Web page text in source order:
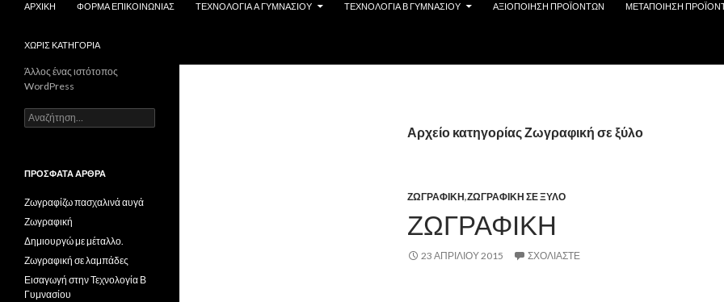
ΑΡΧΙΚΉ
ΦΌΡΜΑ ΕΠΙΚΟΙΝΩΝΊΑΣ ΤΕΧΝΟΛΟΓΊΑ Α ΓΥΜΝΑΣΊΟΥ ΤΕΧΝΟΛΟΓΊΑ Β ΓΥΜΝΑΣΊΟΥ ΑΞΙΟΠΟΊΗΣΗ ΠΡΟΪΌΝΤΩΝ ΜΕΤΑΠΟΊΗΣΗ
ΧΩΡΊΣ ΚΑΤΗΓΟΡΊΑ
Αρχείο κατηγορίας Ζωγραφική σε ξύλο
ΖΩΓΡΑΦΙΚΉ,ΖΩΓΡΑΦΙΚΉ ΣΕ ΞΎΛΟ
ΖΩΓΡΑΦΙΚΉ
23 ΑΠΡΙΛΊΟΥ 2015 ΣΧΟΛΙΆΣΤΕ
Άλλος ένας ιστότοπος
WordPress
Αναζήτηση για:
ΠΡΌΣΦΑΤΑ ΆΡΘΡΑ
Ζωγραφίζω πασχαλινά αυγά
Ζωγραφική
Δημιουργώ με μέταλλο.
Ζωγραφική σε λαμπάδες
Εισαγωγή στην Τεχνολογία Β
Γυμνασίου